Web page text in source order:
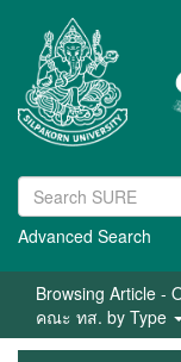
Advanced Search
Browsing Article -
คณะ ทส. by Type